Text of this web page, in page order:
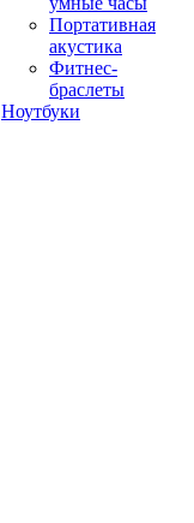
Портативная
акустика
Фитнес-
браслеты
Ноутбуки